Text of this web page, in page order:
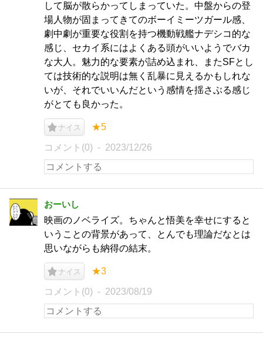
して脳が散らかってしまっていた。中盤からの登
場人物が固まってきてのボーイミーツガール感、
劇中劇が重要な役割を持つ機動戦艦ナデシコ的な
感じ、セカイ系にはよくある頭がいいようでバカ
な大人。魅力的な要素が詰め込まれ、またSFとし
ては技術的な説明は無く乱暴に見えるかもしれな
いが、それでいいんだという感情を揺さぶる感じ
がとても良かった。
ナイス ★5
コメント(0) 2023/12/26
おーいし
映画のノベライズ。ちゃんと悟美を幸せにすると
いうことの背景があって、とんでも理論だなとは
思いながらも納得の結末。
ナイス ★3
コメント(0) 2023/08/19